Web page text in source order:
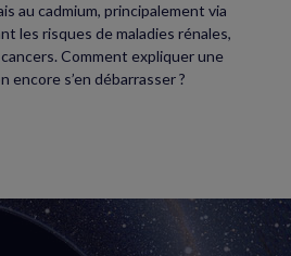
au cadmium, principalement via
les risques de maladies rénales,
Comment expliquer une
s’en débarrasser ?